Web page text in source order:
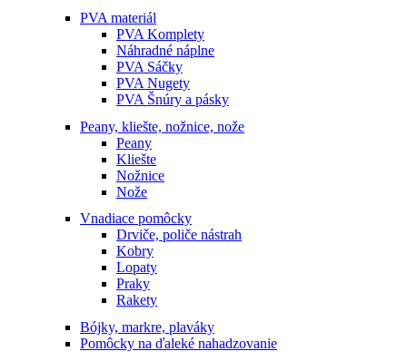
PVA materiál
PVA Komplety
Náhradné náplne
PVA Sáčky
PVA Nugety
PVA Šnúry a pásky
Peany, kliešte, nožnice, nože
Peany
Kliešte
Nožnice
Nože
Vnadiace pomôcky
Drviče, poliče nástrah
Kobry
Lopaty
Praky
Rakety
Bójky, markre, plaváky
Pomôcky na ďaleké nahadzovanie